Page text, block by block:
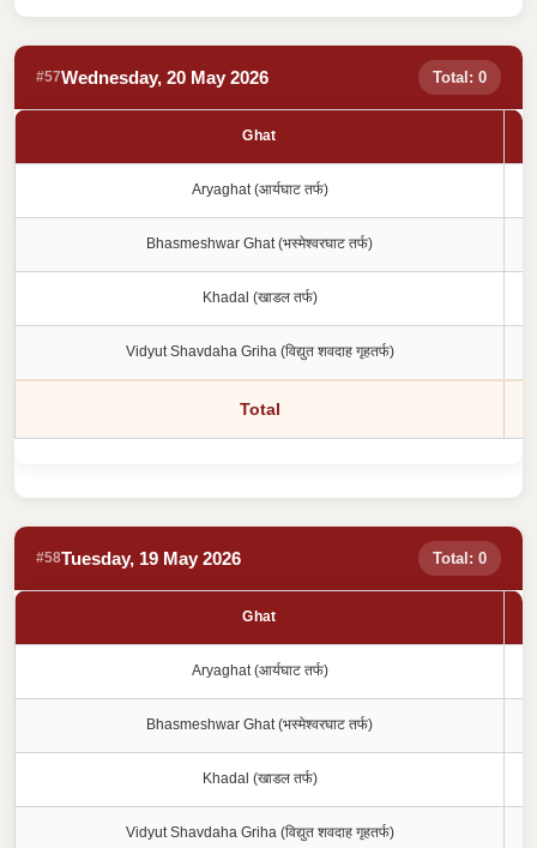
#57Wednesday, 20 May 2026 Total: 0
Ghat
Aryaghat (आर्यघाट तर्फ)
Bhasmeshwar Ghat (भस्मेश्वरघाट तर्फ)
Khadal (खाडल तर्फ)
Vidyut Shavdaha Griha (विद्युत शवदाह गृहतर्फ)
Total
#58Tuesday, 19 May 2026 Total: 0
Ghat
Aryaghat (आर्यघाट तर्फ)
Bhasmeshwar Ghat (भस्मेश्वरघाट तर्फ)
Khadal (खाडल तर्फ)
Vidyut Shavdaha Griha (विद्युत शवदाह गृहतर्फ)